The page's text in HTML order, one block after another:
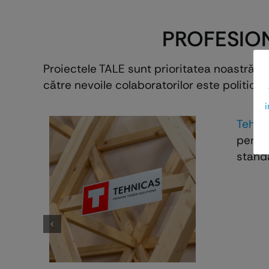
Proiectele TALE sunt prioritatea noastră!
către nevoile colaboratorilor este politica